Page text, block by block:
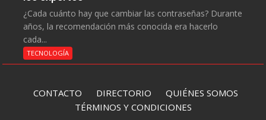
¿Cada cuánto hay que cambiar las contraseñas? Durante
años, la recomendación más conocida era hacerlo
cada...
TECNOLOGÍA
CONTACTO DIRECTORIO QUIÉNES SOMOS
TÉRMINOS Y CONDICIONES